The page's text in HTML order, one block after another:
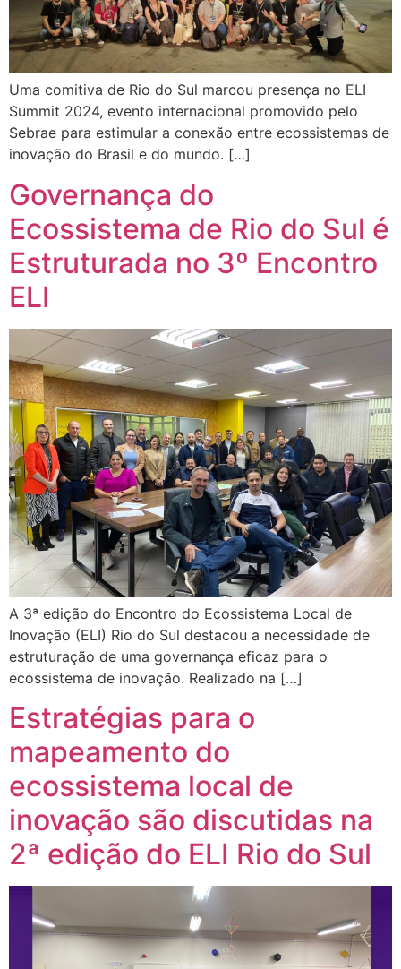
Uma comitiva de Rio do Sul marcou presença no ELI
Summit 2024, evento internacional promovido pelo
Sebrae para estimular a conexão entre ecossistemas de
inovação do Brasil e do mundo. […]
Governança do
Ecossistema de Rio do Sul é
Estruturada no 3º Encontro
ELI
A 3ª edição do Encontro do Ecossistema Local de
Inovação (ELI) Rio do Sul destacou a necessidade de
estruturação de uma governança eficaz para o
ecossistema de inovação. Realizado na […]
Estratégias para o
mapeamento do
ecossistema local de
inovação são discutidas na
2ª edição do ELI Rio do Sul